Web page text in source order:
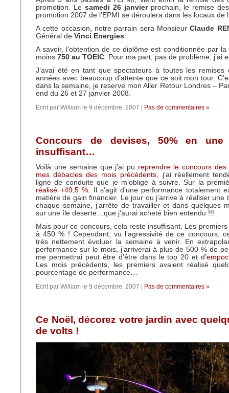
promotion. Le samedi 26 janvierprochain, le remise
promotion 2007 de l’EPMI se déroulera dans les locaux de
A cette occasion, notre parrain sera MonsieurClaude
Général de Vinci Energies.
A savoir, l’obtention de ce diplôme est conditionnée par
moins 750 au TOEIC. Pour ma part, pas de problème, j’ai
J’avai été en tant que spectateurs à toutes les remises
années avec beaucoup d’attente que ce soit mon tour.
dans la semaine, je reserve mon Aller Retour Londres –
end du 26 et 27 janvier 2008.
Ecrit par William le 9 décembre, 2007 | Pas de commentaires »
Concours de devises, 50% en une
insuffisant…
Voilà une semaine que j’ai pu reprendre le concours des
mes débacles des mois précédents, j’ai réellement
ligne de conduite que je m’oblige à suivre. Sur la
réalisé +49,5 %. Il s’agit d’une performance totalement
matière de gain financier. Le jour ou j’arrive à réaliser une
chaque semaine, j’arrête de travailler et dans quelques
sur une île deserte…que j’aurai acheté bien entendu !!!
Mais pour ce concours, cela reste insuffisant. Les premiers
à 450 % ! Cependant, vu l’agressivité de ce concours,
très nettement évoluer la semaine à venir. En
performance sur le mois, j’arriverai à plus de 500 % de
me permettrai peut être d’être dans le top 20 et d’
Les mois précédents, les premiers avaient réalisé
pourcentage de performance…
Ecrit par William le 9 décembre, 2007 | Pas de commentaires »
Ce Noël, décorez votre jardin avec
de volts !